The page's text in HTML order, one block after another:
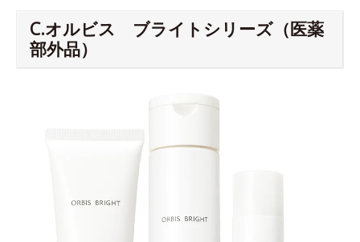
C.オルビス ブライトシリーズ（医薬
部外品）